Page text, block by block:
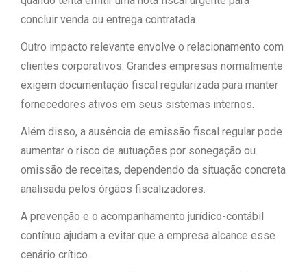
concluir venda ou entrega contratada.
Outro impacto relevante envolve o relacionamento com
clientes corporativos. Grandes empresas normalmente
exigem documentação fiscal regularizada para manter
fornecedores ativos em seus sistemas internos.
Além disso, a ausência de emissão fiscal regular pode
aumentar o risco de autuações por sonegação ou
omissão de receitas, dependendo da situação concreta
analisada pelos órgãos fiscalizadores.
A prevenção e o acompanhamento jurídico-contábil
contínuo ajudam a evitar que a empresa alcance esse
cenário crítico.